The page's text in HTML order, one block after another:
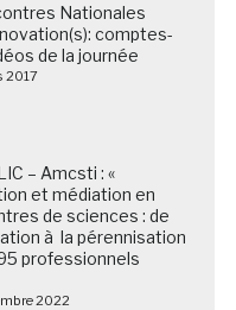
Nationales
comptes-
de la journée
2017
– Amcsti : «
et médiation en
de sciences : de
à la pérennisation
professionnels
2022